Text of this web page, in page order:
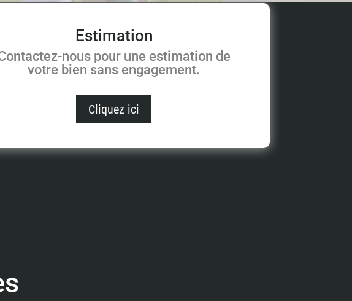
Estimation
nous pour une estimation de
votre bien sans engagement.
Cliquez ici